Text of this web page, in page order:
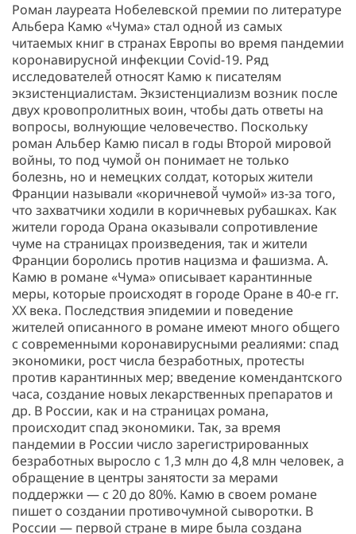
Роман лауреата Нобелевской премии по литературе
Альбера Камю «Чума» стал одной̆ из самых
читаемых книг в странах Европы во время пандемии
коронавирусной инфекции Covid-19. Ряд
исследователей̆ относят Камю к писателям
экзистенциалистам. Экзистенциализм возник после
двух кровопролитных воин, чтобы дать ответы на
вопросы, волнующие человечество. Поскольку
роман Альбер Камю писал в годы Второй мировой
войны, то под чумой̆ он понимает не только
болезнь, но и немецких солдат, которых жители
Франции называли «коричневой̆ чумой» из-за того,
что захватчики ходили в коричневых рубашках. Как
жители города Орана оказывали сопротивление
чуме на страницах произведения, так и жители
Франции боролись против нацизма и фашизма. А.
Камю в романе «Чума» описывает карантинные
меры, которые происходят в городе Оране в 40-е гг.
XX века. Последствия эпидемии и поведение
жителей описанного в романе имеют много общего
с современными коронавирусными реалиями: спад
экономики, рост числа безработных, протесты
против карантинных мер; введение комендантского
часа, создание новых лекарственных препаратов и
др. В России, как и на страницах романа,
происходит спад экономики. Так, за время
пандемии в России число зарегистрированных
безработных выросло с 1,3 млн до 4,8 млн человек, а
обращение в центры занятости за мерами
поддержки — с 20 до 80%. Камю в своем романе
пишет о создании противочумной сыворотки. В
России — первой стране в мире была создана